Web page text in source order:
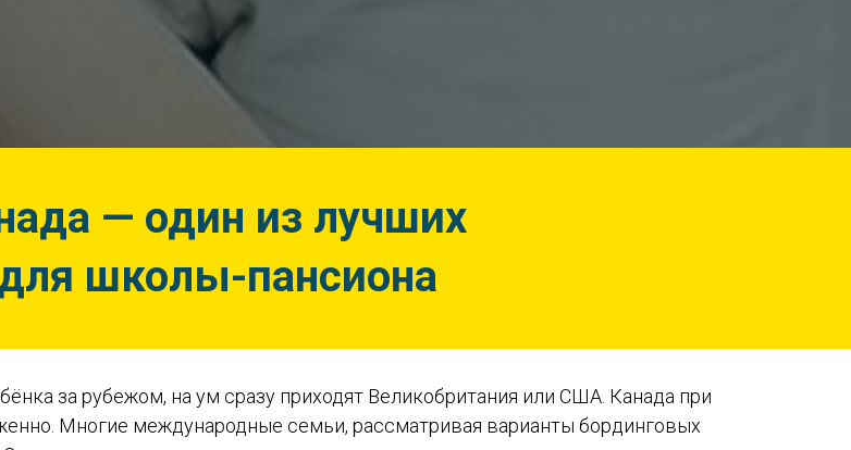
— один из лучших
школы-пансиона
за рубежом, на ум сразу приходят Великобритания или США. Канада при
Многие международные семьи, рассматривая варианты бординговых